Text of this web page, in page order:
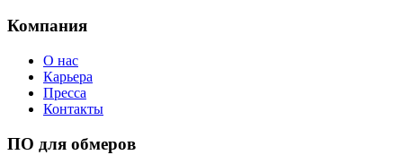
Компания
О нас
Карьера
Пресса
Контакты
ПО для обмеров